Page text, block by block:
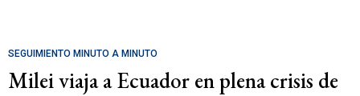
SEGUIMIENTO MINUTO A MINUTO
Milei viaja a Ecuador en plena crisis de